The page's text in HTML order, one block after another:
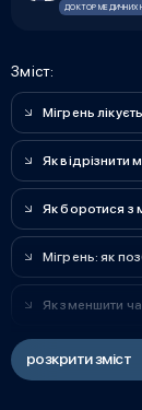
ДОКТОР МЕДИЧНИХ
Зміст:
Мігрень
Як відрізнити
Як боротися з
Мігрень: як
Як зменшити
розкрити зміст